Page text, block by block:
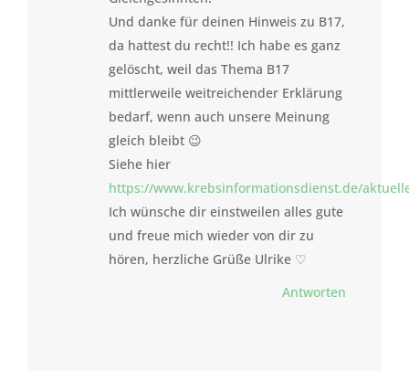
Und danke für deinen Hinweis zu B17,
da hattest du recht!! Ich habe es ganz
gelöscht, weil das Thema B17
mittlerweile weitreichender Erklärung
bedarf, wenn auch unsere Meinung
gleich bleibt 😉
Siehe hier
https://www.krebsinformationsdienst.de/
Ich wünsche dir einstweilen alles gute
und freue mich wieder von dir zu
hören, herzliche Grüße Ulrike ♡
Antworten